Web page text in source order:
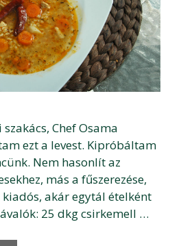
Chef Osama
ezt a levest. Kipróbáltam
Nem hasonlít az
más a fűszerezése,
akár egytál ételként
25 dkg csirkemell …